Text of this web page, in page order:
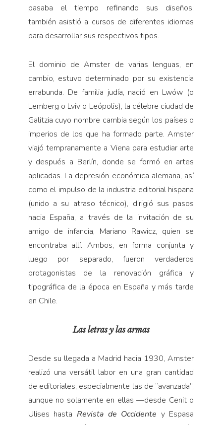
pasaba el tiempo refinando sus diseños;
también asistió a cursos de diferentes idiomas
para desarrollar sus respectivos tipos.
El dominio de Amster de varias lenguas, en
cambio, estuvo determinado por su existencia
errabunda. De familia judía, nació en Lwów (o
Lemberg o Lviv o Leópolis), la célebre ciudad de
Galitzia cuyo nombre cambia según los países o
imperios de los que ha formado parte. Amster
viajó tempranamente a Viena para estudiar arte
y después a Berlín, donde se formó en artes
aplicadas. La depresión económica alemana, así
como el impulso de la industria editorial hispana
(unido a su atraso técnico), dirigió sus pasos
hacia España, a través de la invitación de su
amigo de infancia, Mariano Rawicz, quien se
encontraba allí. Ambos, en forma conjunta y
luego por separado, fueron verdaderos
protagonistas de la renovación gráfica y
tipográfica de la época en España y más tarde
en Chile.
Las letras y las armas
Desde su llegada a Madrid hacia 1930, Amster
realizó una versátil labor en una gran cantidad
de editoriales, especialmente las de “avanzada”,
aunque no solamente en ellas —desde Cenit o
Ulises hasta Revista de Occidente y Espasa